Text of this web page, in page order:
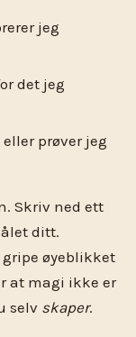
jeg
det jeg
prøver jeg
Skriv ned ett
ditt.
øyeblikket
at magi ikke er
selv skaper.